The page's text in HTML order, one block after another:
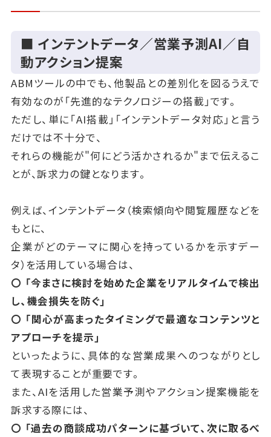
■ インテントデータ／営業予測AI／自
動アクション提案
ABMツールの中でも、他製品との差別化を図るうえで
有効なのが「先進的なテクノロジーの搭載」です。
ただし、単に「AI搭載」「インテントデータ対応」と言う
だけでは不十分で、
それらの機能が"何にどう活かされるか"まで伝えるこ
とが、訴求力の鍵となります。
例えば、インテントデータ（検索傾向や閲覧履歴などを
もとに、
企業がどのテーマに関心を持っているかを示すデー
タ）を活用している場合は、
〇 「今まさに検討を始めた企業をリアルタイムで検出
し、機会損失を防ぐ」
〇 「関心が高まったタイミングで最適なコンテンツと
アプローチを提示」
といったように、具体的な営業成果へのつながりとし
て表現することが重要です。
また、AIを活用した営業予測やアクション提案機能を
訴求する際には、
〇 「過去の商談成功パターンに基づいて、次に取るべ